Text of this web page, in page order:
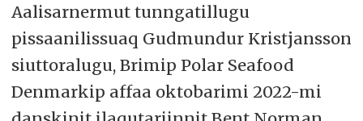
Aalisarnermut tunngatillugu
pissaanilissuaq Gudmundur Kristjansson
siuttoralugu, Brimip Polar Seafood
Denmarkip affaa oktobarimi 2022-mi